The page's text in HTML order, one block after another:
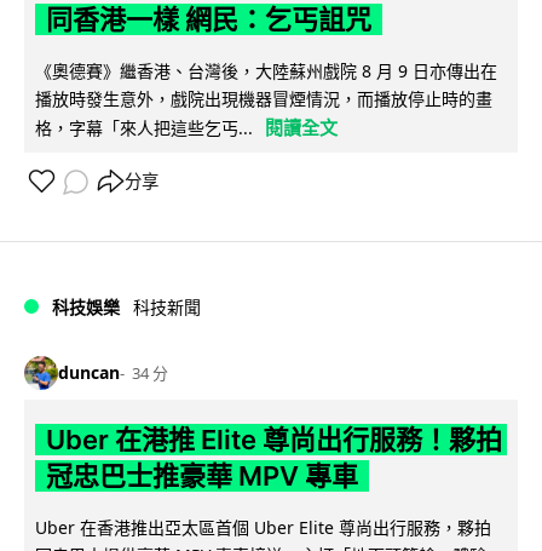
同香港一樣 網民：乞丐詛咒
《奧德賽》繼香港、台灣後，大陸蘇州戲院 8 月 9 日亦傳出在
播放時發生意外，戲院出現機器冒煙情況，而播放停止時的畫
格，字幕「來人把這些乞丐...
閱讀全文
分享
科技娛樂 科技新聞
duncan 34 分
Uber 在港推 Elite 尊尚出行服務！夥拍
冠忠巴士推豪華 MPV 專車
Uber 在香港推出亞太區首個 Uber Elite 尊尚出行服務，夥拍